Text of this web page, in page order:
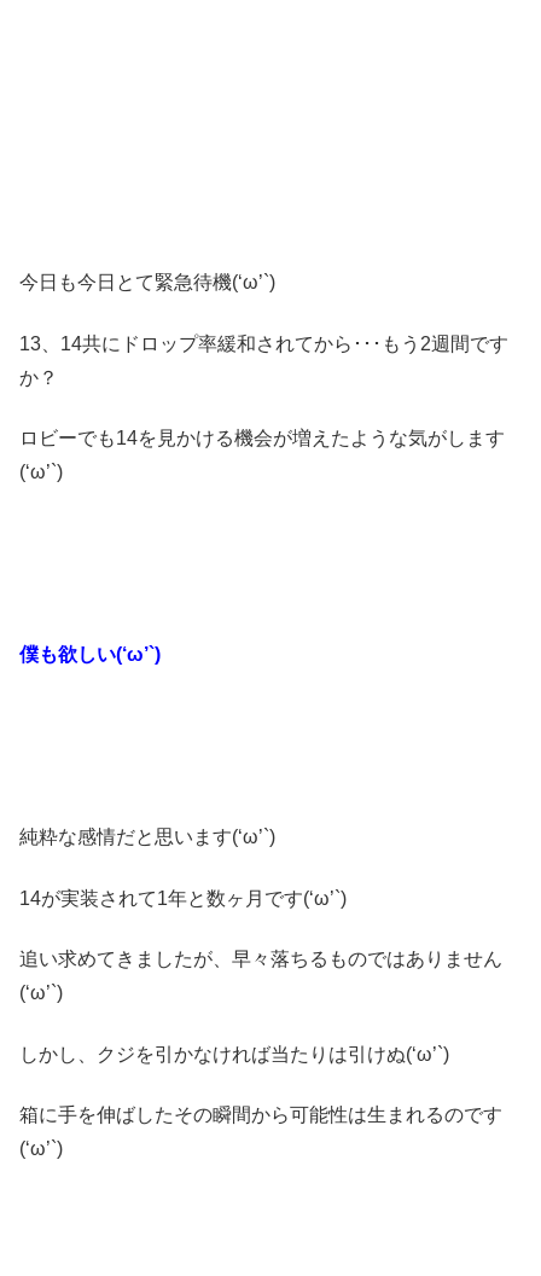
今日も今日とて緊急待機(‘ω’`)
13、14共にドロップ率緩和されてから･･･もう2週間です
か？
ロビーでも14を見かける機会が増えたような気がします
(‘ω’`)
僕も欲しい(‘ω’`)
純粋な感情だと思います(‘ω’`)
14が実装されて1年と数ヶ月です(‘ω’`)
追い求めてきましたが、早々落ちるものではありません
(‘ω’`)
しかし、クジを引かなければ当たりは引けぬ(‘ω’`)
箱に手を伸ばしたその瞬間から可能性は生まれるのです
(‘ω’`)